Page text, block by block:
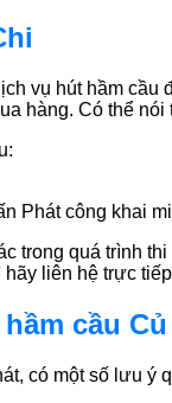
vụ hút hầm
hàng. Có thể
Phát công khai
trong quá trình
liên hệ trực
cầu
có một số lưu ý